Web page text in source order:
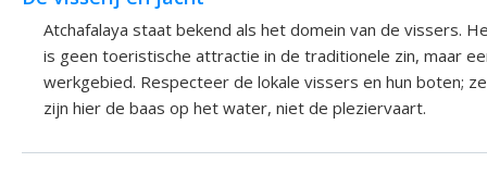
Atchafalaya staat bekend als het domein van de vissers.
is geen toeristische attractie in de traditionele zin, maar
werkgebied. Respecteer de lokale vissers en hun boten; ze
zijn hier de baas op het water, niet de pleziervaart.